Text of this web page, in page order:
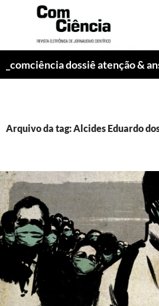
_comciência dossiê atenção &
Arquivo da tag: Alcides Eduardo